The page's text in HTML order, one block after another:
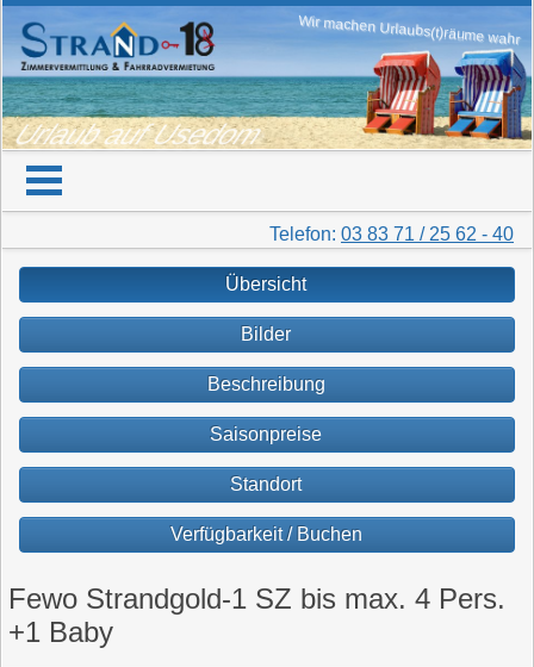
Wir machen Urlaubs(t)räume wahr
Urlaub auf Usedom
Telefon: 03 83 71 / 25 62 - 40
Übersicht
Bilder
Beschreibung
Saisonpreise
Standort
Verfügbarkeit / Buchen
Fewo Strandgold-1 SZ bis max. 4 Pers.
+1 Baby